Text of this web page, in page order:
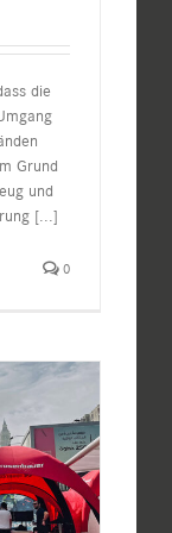
die
Grund
und
[...]
0